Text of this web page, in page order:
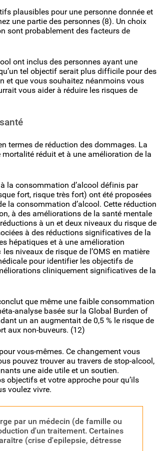
plausibles pour une personne donnée et
une partie des personnes (8). Un choix
sont probablement des facteurs de
ont inclus des personnes ayant une
tel objectif serait plus difficile pour des
et que vous souhaitez néanmoins vous
vous aider à réduire les risques de
termes de réduction des dommages. La
réduit et à une amélioration de la
la consommation d’alcool définis par
fort, risque très fort) ont été proposées
la consommation d’alcool. Cette réduction
à des améliorations de la santé mentale
à un et deux niveaux du risque de
à des réductions significatives de la
hépatiques et à une amélioration
niveaux de risque de l’OMS en matière
pour identifier les objectifs de
cliniquement significatives de la
que même une faible consommation
analyse basée sur la Global Burden of
un an augmentait de 0,5 % le risque de
aux non-buveurs. (12)
vous-mêmes. Ce changement vous
pouvez trouver au travers de stop-alcool,
une aide utile et un soutien.
objectifs et votre approche pour qu’ils
voulez vivre.
par un médecin (de famille ou
d'un traitement. Certaines
(crise d'epilepsie, détresse